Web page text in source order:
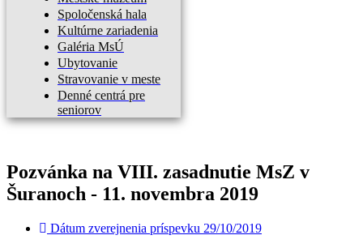
Spoločenská hala
Kultúrne zariadenia
Galéria MsÚ
Ubytovanie
Stravovanie v meste
Denné centrá pre
seniorov
Pozvánka na VIII. zasadnutie MsZ v
Šuranoch - 11. novembra 2019
Dátum zverejnenia príspevku 29/10/2019